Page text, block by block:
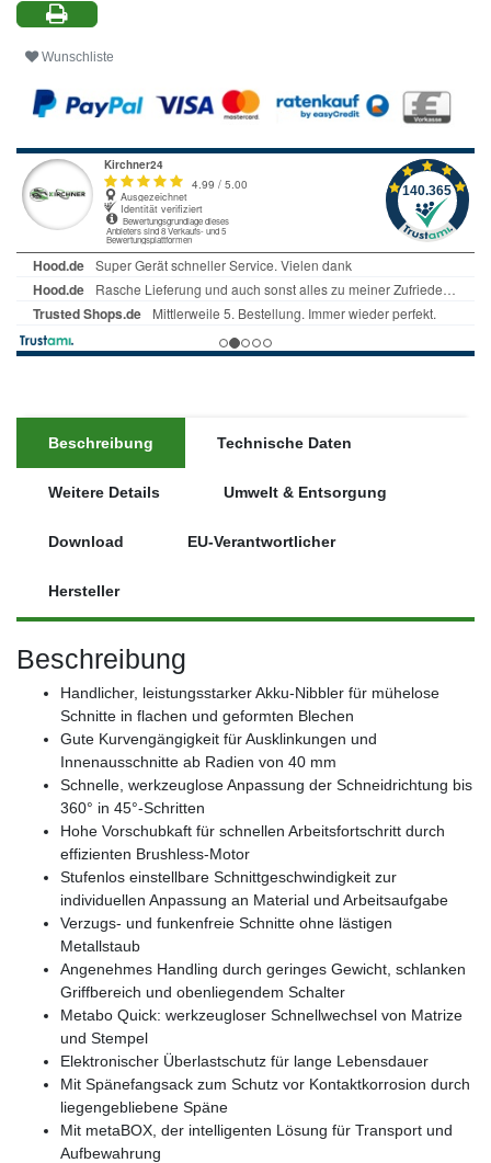
Wunschliste
Beschreibung Technische Daten
Weitere Details Umwelt & Entsorgung
Download EU-Verantwortlicher
Hersteller
Beschreibung
Handlicher, leistungsstarker Akku-Nibbler für mühelose
Schnitte in flachen und geformten Blechen
Gute Kurvengängigkeit für Ausklinkungen und
Innenausschnitte ab Radien von 40 mm
Schnelle, werkzeuglose Anpassung der Schneidrichtung bis
360° in 45°-Schritten
Hohe Vorschubkaft für schnellen Arbeitsfortschritt durch
effizienten Brushless-Motor
Stufenlos einstellbare Schnittgeschwindigkeit zur
individuellen Anpassung an Material und Arbeitsaufgabe
Verzugs- und funkenfreie Schnitte ohne lästigen
Metallstaub
Angenehmes Handling durch geringes Gewicht, schlanken
Griffbereich und obenliegendem Schalter
Metabo Quick: werkzeugloser Schnellwechsel von Matrize
und Stempel
Elektronischer Überlastschutz für lange Lebensdauer
Mit Spänefangsack zum Schutz vor Kontaktkorrosion durch
liegengebliebene Späne
Mit metaBOX, der intelligenten Lösung für Transport und
Aufbewahrung